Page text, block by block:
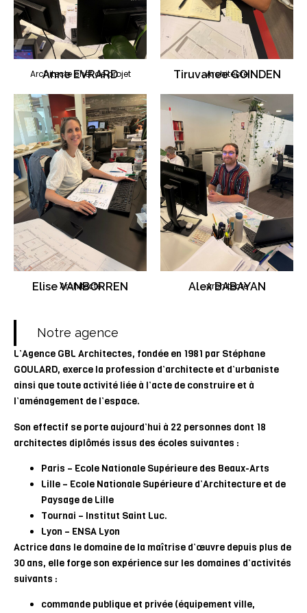
Anne EVRARD
Architecte chef de projet Tiruvanee GOINDEN
Architecte
Elise VANBORREN
Architecte Alex BABAYAN
Architecte
Notre agence
L’Agence GBL Architectes, fondée en 1981 par Stéphane
GOULARD, exerce la profession d’architecte et d’urbaniste
ainsi que toute activité liée à l’acte de construire et à
l’aménagement de l’espace.
Son effectif se porte aujourd’hui à 22 personnes dont 18
architectes diplômés issus des écoles suivantes :
Paris – Ecole Nationale Supérieure des Beaux-Arts
Lille – Ecole Nationale Supérieure d’Architecture et de
Paysage de Lille
Tournai – Institut Saint Luc.
Lyon – ENSA Lyon
Actrice dans le domaine de la maîtrise d’œuvre depuis plus de
30 ans, elle forge son expérience sur les domaines d’activités
suivants :
commande publique et privée (équipement ville,